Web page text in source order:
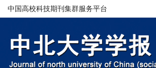
中国高校科技期刊集群服务平台